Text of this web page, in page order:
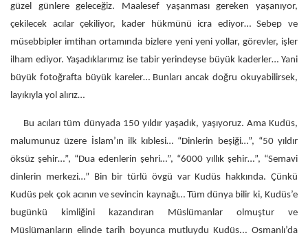
güzel günlere geleceğiz. Maalesef yaşanması gereken yaşanıyor,
çekilecek acılar çekiliyor, kader hükmünü icra ediyor… Sebep ve
müsebbipler imtihan ortamında bizlere yeni yeni yollar, görevler, işler
ilham ediyor. Yaşadıklarımız ise tabir yerindeyse büyük kaderler… Yani
büyük fotoğrafta büyük kareler… Bunları ancak doğru okuyabilirsek,
layıkıyla yol alırız…
Bu acıları tüm dünyada 150 yıldır yaşadık, yaşıyoruz. Ama Kudüs,
malumunuz üzere İslam’ın ilk kıblesi… “Dinlerin beşiği…”, “50 yıldır
öksüz şehir…”, “Dua edenlerin şehri…”, “6000 yıllık şehir…”, “Semavi
dinlerin merkezi…” Bin bir türlü övgü var Kudüs hakkında. Çünkü
Kudüs pek çok acının ve sevincin kaynağı… Tüm dünya bilir ki, Kudüs’e
bugünkü kimliğini kazandıran Müslümanlar olmuştur ve
Müslümanların elinde tarih boyunca mutluydu Kudüs... Osmanlı’da